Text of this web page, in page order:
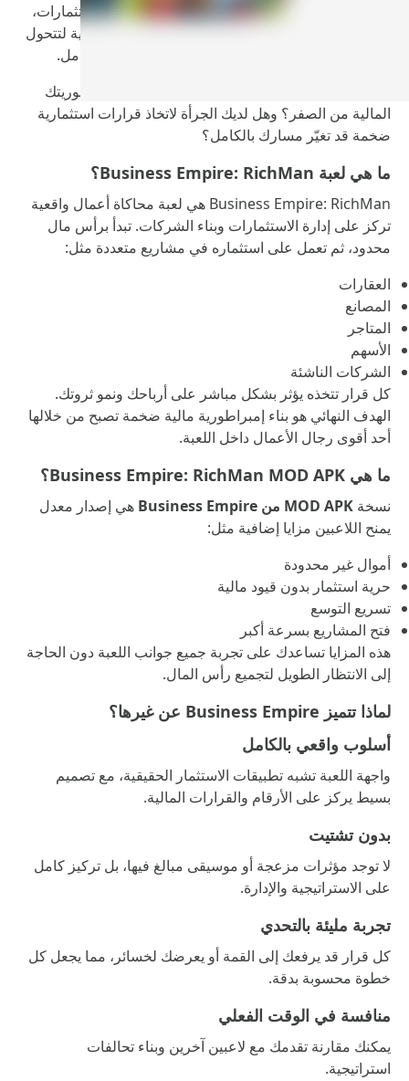
فيها، بل تدخل مباشرة إلى عالم الأعمال الحقيقي: استثمارات،
شركات، أسهم، عقارات، ومشاريع تحتاج إلى إدارة ذكية لتتحول
من رائد أعمال مبتدئ إلى ملياردير يتحكم في سوق كامل.
اللعبة تضعك أمام تحدٍ حقيقي: هل تستطيع بناء إمبراطوريتك
المالية من الصفر؟ وهل لديك الجرأة لاتخاذ قرارات استثمارية
ضخمة قد تغيّر مسارك بالكامل؟
ما هي لعبة Business Empire: RichMan؟
Business Empire: RichMan هي لعبة محاكاة أعمال واقعية
تركز على إدارة الاستثمارات وبناء الشركات. تبدأ برأس مال
محدود، ثم تعمل على استثماره في مشاريع متعددة مثل:
العقارات
المصانع
المتاجر
الأسهم
الشركات الناشئة
كل قرار تتخذه يؤثر بشكل مباشر على أرباحك ونمو ثروتك.
الهدف النهائي هو بناء إمبراطورية مالية ضخمة تصبح من خلالها
أحد أقوى رجال الأعمال داخل اللعبة.
ما هي Business Empire: RichMan MOD APK؟
نسخة MOD APK من Business Empire
هي إصدار معدل
يمنح اللاعبين مزايا إضافية مثل:
أموال غير محدودة
حرية استثمار بدون قيود مالية
تسريع التوسع
فتح المشاريع بسرعة أكبر
هذه المزايا تساعدك على تجربة جميع جوانب اللعبة دون الحاجة
إلى الانتظار الطويل لتجميع رأس المال.
لماذا تتميز Business Empire عن غيرها؟
أسلوب واقعي بالكامل
واجهة اللعبة تشبه تطبيقات الاستثمار الحقيقية، مع تصميم
بسيط يركز على الأرقام والقرارات المالية.
بدون تشتيت
لا توجد مؤثرات مزعجة أو موسيقى مبالغ فيها، بل تركيز كامل
على الاستراتيجية والإدارة.
تجربة مليئة بالتحدي
كل قرار قد يرفعك إلى القمة أو يعرضك لخسائر، مما يجعل كل
خطوة محسوبة بدقة.
منافسة في الوقت الفعلي
يمكنك مقارنة تقدمك مع لاعبين آخرين وبناء تحالفات
استراتيجية.